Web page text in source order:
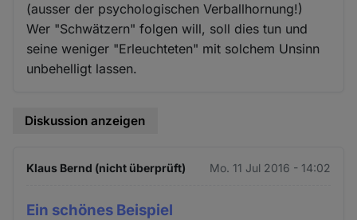
(ausser der psychologischen Verballhornung!)
Wer "Schwätzern" folgen will, soll dies tun und
seine weniger "Erleuchteten" mit solchem Unsinn
unbehelligt lassen.
Diskussion anzeigen
Klaus Bernd (nicht überprüft) Mo. 11 Jul 2016 - 14:02
Ein schönes Beispiel